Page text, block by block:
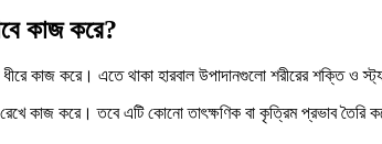
কাজ করে?
ধীরে কাজ করে। এতে থাকা হারবাল উপাদানগুলো শরীরের শক্তি ও
কাজ করে। তবে এটি কোনো তাৎক্ষণিক বা কৃত্রিম প্রভাব